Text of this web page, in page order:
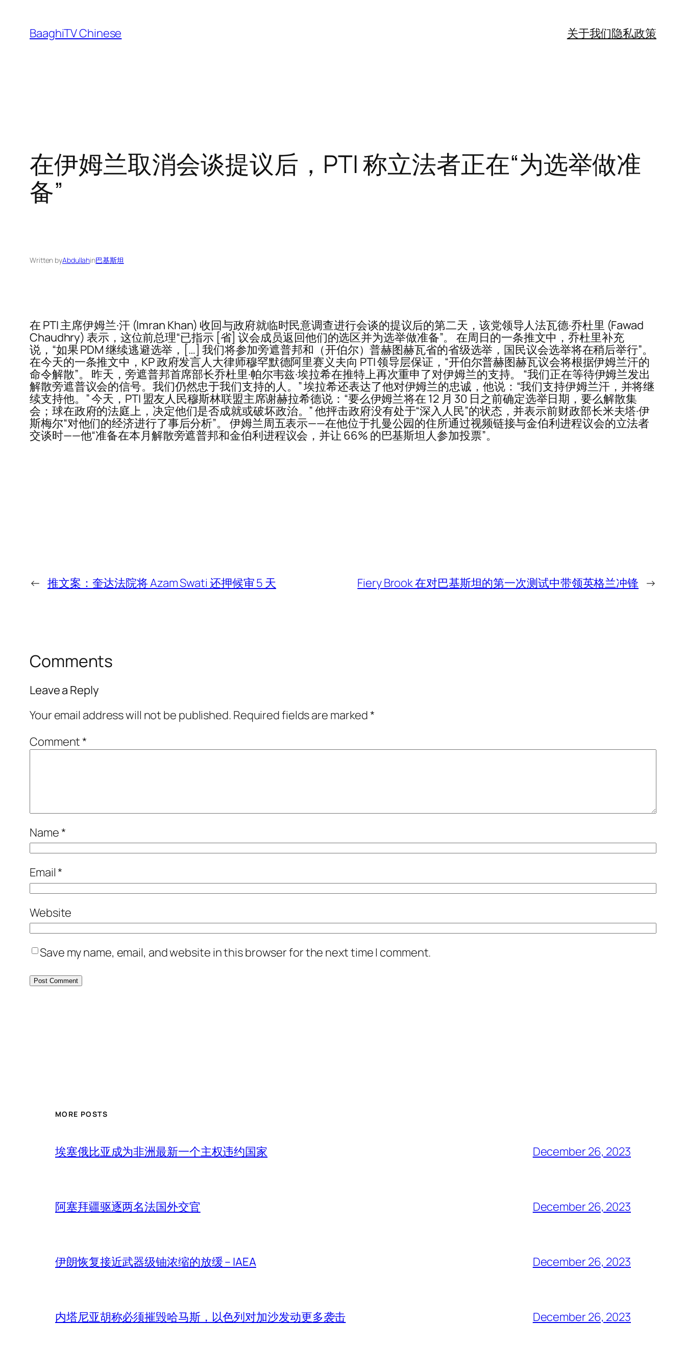
content
BaaghiTV Chinese 关于我们隐私政策
在伊姆兰取消会谈提议后，PTI 称立法者正在“为选举做准
备”
Written byAbdullahin巴基斯坦
在 PTI 主席伊姆兰·汗 (Imran Khan) 收回与政府就临时民意调查进行会谈的提议后的第二天，该党领导人法瓦德·乔杜里 (Fawad
Chaudhry) 表示，这位前总理“已指示 [省] 议会成员返回他们的选区并为选举做准备”。 在周日的一条推文中，乔杜里补充
说，“如果 PDM 继续逃避选举，[…] 我们将参加旁遮普邦和（开伯尔）普赫图赫瓦省的省级选举，国民议会选举将在稍后举行”。
在今天的一条推文中，KP 政府发言人大律师穆罕默德阿里赛义夫向 PTI 领导层保证，“开伯尔普赫图赫瓦议会将根据伊姆兰汗的
命令解散”。 昨天，旁遮普邦首席部长乔杜里·帕尔韦兹·埃拉希在推特上再次重申了对伊姆兰的支持。 “我们正在等待伊姆兰发出
解散旁遮普议会的信号。我们仍然忠于我们支持的人。” 埃拉希还表达了他对伊姆兰的忠诚，他说：“我们支持伊姆兰汗，并将继
续支持他。” 今天，PTI 盟友人民穆斯林联盟主席谢赫拉希德说：“要么伊姆兰将在 12 月 30 日之前确定选举日期，要么解散集
会；球在政府的法庭上，决定他们是否成就或破坏政治。” 他抨击政府没有处于“深入人民”的状态，并表示前财政部长米夫塔·伊
斯梅尔“对他们的经济进行了事后分析”。 伊姆兰周五表示——在他位于扎曼公园的住所通过视频链接与金伯利进程议会的立法者
交谈时——他“准备在本月解散旁遮普邦和金伯利进程议会，并让 66% 的巴基斯坦人参加投票”。
← 推文案：奎达法院将 Azam Swati 还押候审 5 天 Fiery Brook 在对巴基斯坦的第一次测试中带领英格兰冲锋 →
Comments
Leave a Reply
Your email address will not be published. Required fields are marked*
Comment*
Name*
Email*
Website
Save my name, email, and website in this browser for the next time I comment.
MORE POSTS
埃塞俄比亚成为非洲最新一个主权违约国家 December 26, 2023
阿塞拜疆驱逐两名法国外交官 December 26, 2023
伊朗恢复接近武器级铀浓缩的放缓 – IAEA December 26, 2023
内塔尼亚胡称必须摧毁哈马斯，以色列对加沙发动更多袭击 December 26, 2023